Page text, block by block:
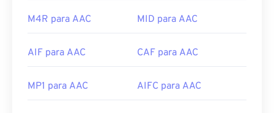
M4R para AAC MID para AAC
AIF para AAC CAF para AAC
MP1 para AAC AIFC para AAC